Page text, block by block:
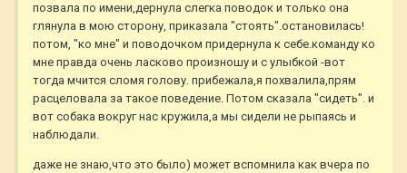
позвала по имени,дернула слегка поводок и только она
глянула в мою сторону, приказала "стоять".остановилась!
потом, "ко мне" и поводочком придернула к себе.команду ко
мне правда очень ласково произношу и с улыбкой -вот
тогда мчится сломя голову. прибежала,я похвалила,прям
расцеловала за такое поведение. Потом сказала "сидеть". и
вот собака вокруг нас кружила,а мы сидели не рыпаясь и
наблюдали.
даже не знаю,что это было) может вспомнила как вчера по